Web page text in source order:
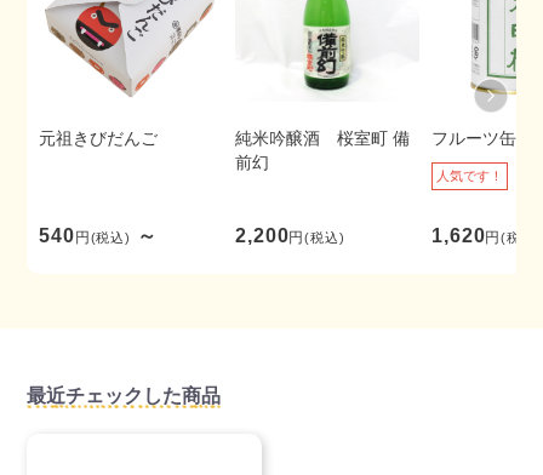
元祖きびだんご
540円(税込) ～
純米吟醸酒 桜室町 備
前幻
2,200円(税込)
フルーツ缶詰
人気です！
1,620円(税込)
最近チェックした商品